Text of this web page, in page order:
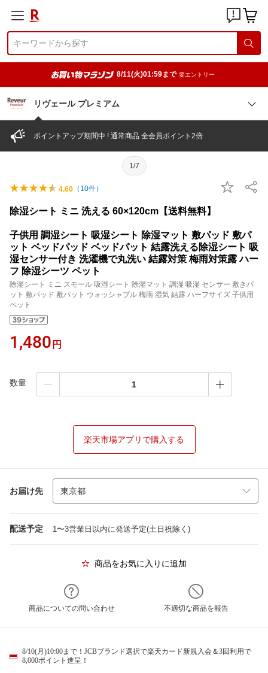
8/11(火)01:59まで 要エントリー
リヴェール プレミアム
ポイントアップ期間中 ! 通常商品 全会員ポイント2倍
1/7
4.60 （ 10件）
除湿シート ミニ 洗える 60×120cm【送料無料】
子供用 調湿シート 吸湿シート 除湿マット 敷パッド 敷パ
ット ベッドパッド ベッドパット 結露洗える除湿シート 吸
湿センサー付き 洗濯機で丸洗い 結露対策 梅雨対策露 ハー
フ 除湿シーツ ペット
除湿シート ミニ スモール 吸湿シート 除湿マット 調湿 吸湿 センサー 敷きパ
ット 敷パッド 敷パット ウォッシャブル 梅雨 湿気 結露 ハーフサイズ 子供用
ペット
1,480 円
数量
楽天市場アプリで購入する
お届け先
配送予定 1〜3営業日以内に発送予定(土日祝除く)
商品をお気に入りに追加
商品についての問い合わせ 不適切な商品を報告
8/10(月)10:00まで！JCBブランド選択で楽天カード新規入会＆3回利用で
8,000ポイント進呈！